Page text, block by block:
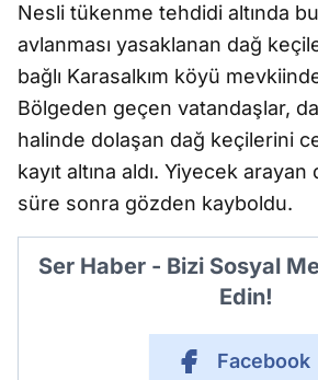
Nesli tükenme tehdidi altında
avlanması yasaklanan dağ
bağlı Karasalkım köyü
Bölgeden geçen vatandaşlar,
halinde dolaşan dağ keçilerini
kayıt altına aldı. Yiyecek
süre sonra gözden kayboldu.
Ser Haber - Bizi Sosyal
Edin!
Facebook